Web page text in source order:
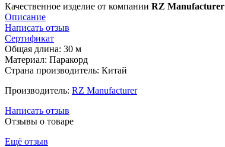
Качественное изделие от компании RZ Manufacturer
Описание
Написать отзыв
Сертификат
Общая длина: 30 м
Материал: Паракорд
Страна производитель: Китай
Производитель: RZ Manufacturer
Написать отзыв
Отзывы о товаре
Ещё отзыв